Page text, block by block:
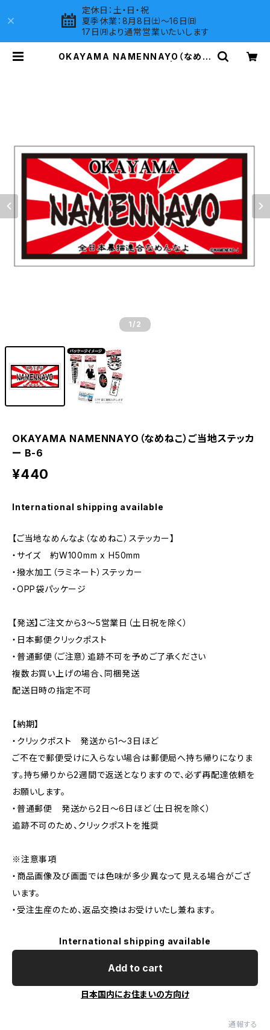
定休日：土・日・祝
夏季休業：8月8日㈯～16日㈰
17日㈪より通常営業いたいします
OKAYAMA NAMENNAYO（なめね
1 /2
OKAYAMA NAMENNAYO（なめねこ）ご当地ステッカ
ー B-6
¥440
International shipping available
【ご当地なめんなよ（なめねこ）ステッカー】
・サイズ 約W100mm x H50mm
・撥水加工（ラミネート）ステッカー
・OPP袋パッケージ
【発送】ご注文から3〜5営業日（土日祝を除く）
・日本郵便クリックポスト
・普通郵便（ご注意）追跡不可を予めご了承ください
複数お買い上げの場合、同梱発送
配送日時の指定不可
【納期】
・クリックポスト 発送から1〜3日ほど
ご不在で郵便受けに入らない場合は郵便局へ持ち帰りになりま
す。持ち帰りから2週間で返送となりますので、必ず再配達依頼を
お願いします。
・普通郵便 発送から2日〜6日ほど（土日祝を除く）
追跡不可のため、クリックポストを推奨
※注意事項
・商品画像及び画面では色味が多少異なって見える場合がござ
います。
・受注生産のため、返品交換はお受けいたし兼ねます。
International shipping available
Add to cart
日本国内にお住まいの方向け
通報する